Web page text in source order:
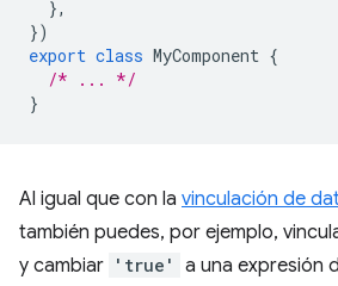
},
})
export class MyComponent {
/* ... */
}
Al igual que con la vinculación de
también puedes, por ejemplo,
y cambiar 'true'
a una expresión